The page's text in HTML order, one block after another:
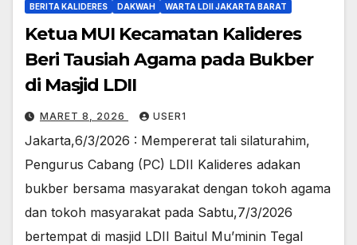
BERITA KALIDERES DAKWAH WARTA LDII JAKARTA BARAT
Ketua MUI Kecamatan Kalideres
Beri Tausiah Agama pada Bukber
di Masjid LDII
MARET 8, 2026 USER1
Jakarta,6/3/2026 : Mempererat tali silaturahim,
Pengurus Cabang (PC) LDII Kalideres adakan
bukber bersama masyarakat dengan tokoh agama
dan tokoh masyarakat pada Sabtu,7/3/2026
bertempat di masjid LDII Baitul Mu’minin Tegal